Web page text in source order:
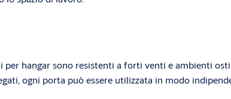
hangar sono resistenti a forti venti e ambienti
ogni porta può essere utilizzata in modo